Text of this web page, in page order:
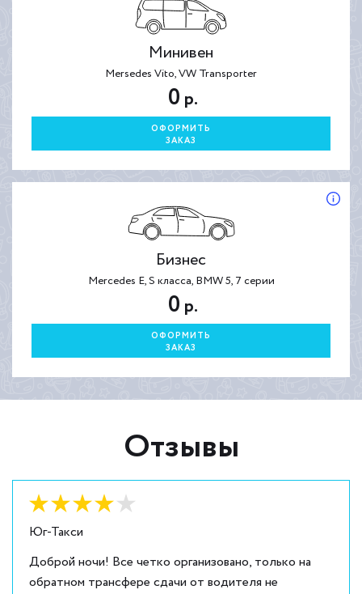
Минивен
Mersedes Vito, VW Transporter
0 р.
ОФОРМИТЬ
ЗАКАЗ
Бизнес
Mercedes E, S класса, BMW 5, 7 серии
0 р.
ОФОРМИТЬ
ЗАКАЗ
Отзывы
Юг-Такси
Оценка: 4
Доброй ночи! Все четко организовано, только на
обратном трансфере сдачи от водителя не